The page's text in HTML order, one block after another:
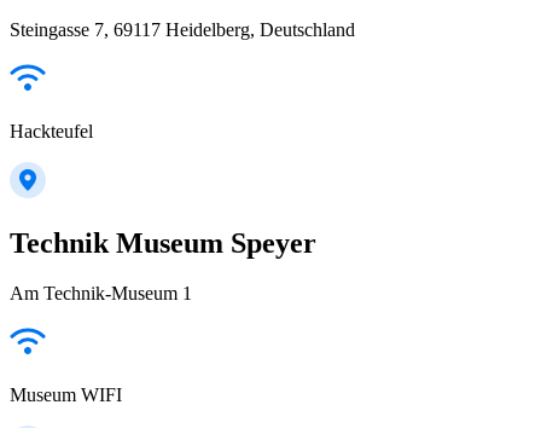
Steingasse 7, 69117 Heidelberg, Deutschland
Hackteufel
Technik Museum Speyer
Am Technik-Museum 1
Museum WIFI